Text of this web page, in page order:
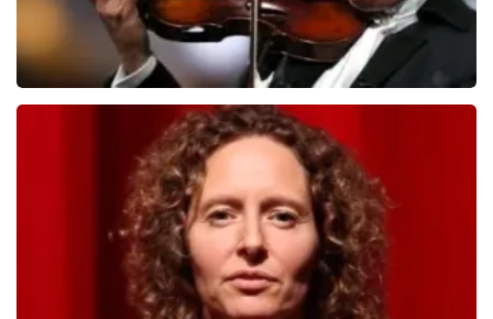
Andre Rieu
laatste 30 minuten
BESTEL NU